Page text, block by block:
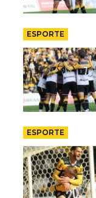
ESPORTE
ESPORTE